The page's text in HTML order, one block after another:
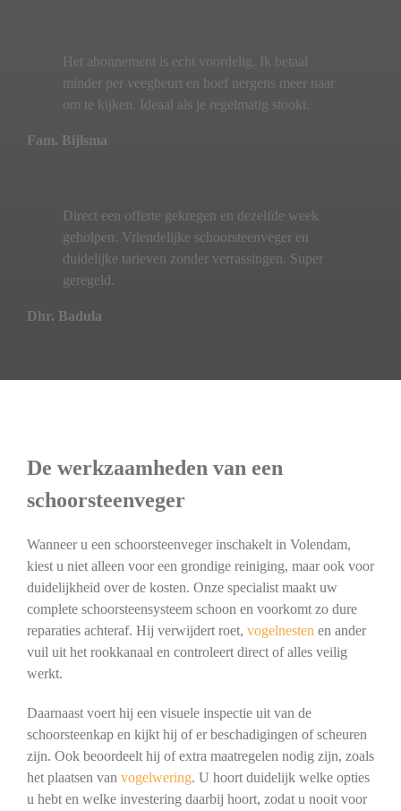
Het abonnement is echt voordelig. Ik betaal
minder per veegbeurt en hoef nergens meer naar
om te kijken. Ideaal als je regelmatig stookt.
Fam. Bijlsma
Direct een offerte gekregen en dezelfde week
geholpen. Vriendelijke schoorsteenveger en
duidelijke tarieven zonder verrassingen. Super
geregeld.
Dhr. Badula
De werkzaamheden van een
schoorsteenveger
Wanneer u een schoorsteenveger inschakelt in Volendam,
kiest u niet alleen voor een grondige reiniging, maar ook voor
duidelijkheid over de kosten. Onze specialist maakt uw
complete schoorsteensysteem schoon en voorkomt zo dure
reparaties achteraf. Hij verwijdert roet, vogelnesten en ander
vuil uit het rookkanaal en controleert direct of alles veilig
werkt.
Daarnaast voert hij een visuele inspectie uit van de
schoorsteenkap en kijkt hij of er beschadigingen of scheuren
zijn. Ook beoordeelt hij of extra maatregelen nodig zijn, zoals
het plaatsen van vogelwering. U hoort duidelijk welke opties
u hebt en welke investering daarbij hoort, zodat u nooit voor